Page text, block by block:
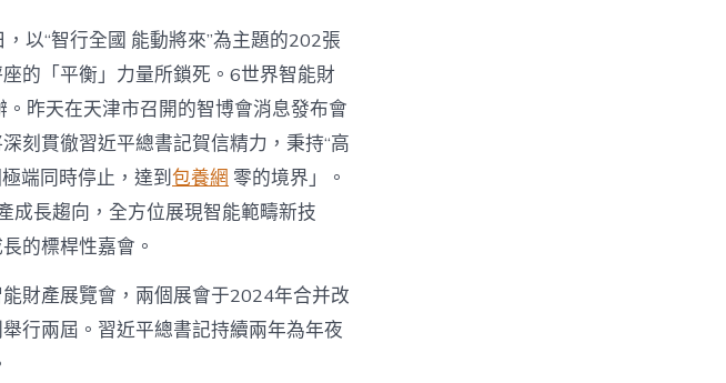
以“智行全國 能動將來”為主題的202張
的「平衡」力量所鎖死。6世界智能財
。昨天在天津市召開的智博會消息發布會
刻貫徹習近平總書記賀信精力，秉持“高
端同時停止，達到包養網 零的境界」。
成長趨向，全方位展現智能範疇新技
的標桿性嘉會。
財產展覽會，兩個展會于2024年合并改
行兩屆。習近平總書記持續兩年為年夜